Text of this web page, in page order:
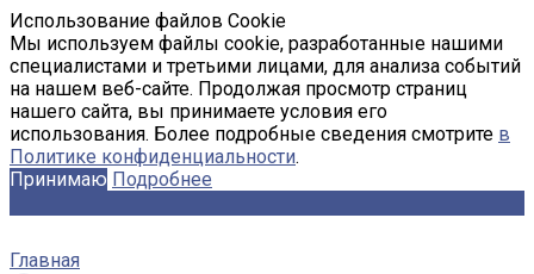
Использование файлов Cookie
Мы используем файлы cookie, разработанные нашими
специалистами и третьими лицами, для анализа событий
на нашем веб-сайте. Продолжая просмотр страниц
нашего сайта, вы принимаете условия его
использования. Более подробные сведения смотрите в
Политике конфиденциальности.
Принимаю Подробнее
Главная